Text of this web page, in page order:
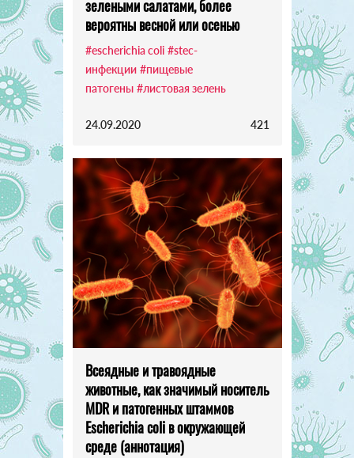
зелеными салатами, более
вероятны весной или осенью
#escherichia coli #stec-
инфекции #пищевые
патогены #листовая зелень
24.09.2020 421
Всеядные и травоядные
животные, как значимый носитель
MDR и патогенных штаммов
Escherichia coli в окружающей
среде (аннотация)